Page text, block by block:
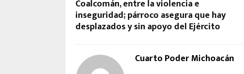
Coalcomán, entre la violencia e
inseguridad; párroco asegura que hay
desplazados y sin apoyo del Ejército
Cuarto Poder Michoacán